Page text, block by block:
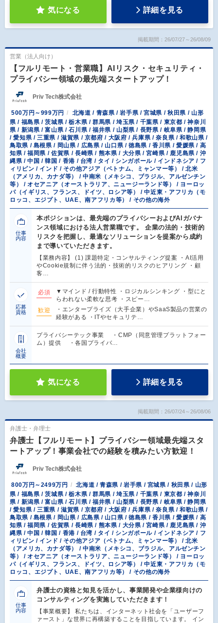
気になる 詳細を見る
掲載期間：26/07/27～26/08/09
営業（法人向け）
【フルリモート・営業職】AIリスク・セキュリティ・
プライバシー領域の最先端スタートアップ！
Priv Tech株式会社
500万円～999万円
北海道 / 青森県 / 岩手県 / 宮城県 / 秋田県 / 山形
県 / 福島県 / 茨城県 / 栃木県 / 群馬県 / 埼玉県 / 千葉県 / 東京都 / 神奈川
県 / 新潟県 / 富山県 / 石川県 / 福井県 / 山梨県 / 長野県 / 岐阜県 / 静岡県
/ 愛知県 / 三重県 / 滋賀県 / 京都府 / 大阪府 / 兵庫県 / 奈良県 / 和歌山県 /
鳥取県 / 島根県 / 岡山県 / 広島県 / 山口県 / 徳島県 / 香川県 / 愛媛県 / 高
知県 / 福岡県 / 佐賀県 / 長崎県 / 熊本県 / 大分県 / 宮崎県 / 鹿児島県 / 沖
縄県 / 中国 / 韓国 / 香港 / 台湾 / タイ / シンガポール / インドネシア / フ
ィリピン / インド / その他アジア（ベトナム、ミャンマー等） / 北米
（アメリカ、カナダ等） / 中南米（メキシコ、ブラジル、アルゼンチン
等） / オセアニア（オーストラリア、ニュージーランド等） / ヨーロッ
パ（イギリス、フランス、ドイツ、ロシア等） / 中近東・アフリカ（モ
ロッコ、エジプト、UAE、南アフリカ等） / その他の海外
仕事
内容
本ポジションは、最先端のプライバシーおよびAIガバナ
ンス領域における法人営業職です。 企業の法的・技術的
リスクを把握し、最適なソリューションを提案から成約
まで導いていただきます。
【業務内容】 (1) 課題特定・コンサルティング提案 ・AI活用
やCookie規制に伴う法的・技術的リスクのヒアリング ・顧
客…
応募
資格
必須
▼マインド / 行動特性 ・ロジカルシンキング ・型にと
らわれない柔軟な思考 ・スピー…
歓迎
・エンタープライズ（大手企業）やSaaS製品の営業の
経験がある ・ITやセキュリテ…
会社
概要
プライバシーテック事業 ・CMP（同意管理プラットフォー
ム）提供 ・各国プライバ…
気になる 詳細を見る
掲載期間：26/07/24～26/08/06
弁護士・弁理士
弁護士【フルリモート】プライバシー領域最先端スタ
ートアップ！事業会社での経験を積みたい方歓迎！
Priv Tech株式会社
800万円～2499万円
北海道 / 青森県 / 岩手県 / 宮城県 / 秋田県 / 山形
県 / 福島県 / 茨城県 / 栃木県 / 群馬県 / 埼玉県 / 千葉県 / 東京都 / 神奈川
県 / 新潟県 / 富山県 / 石川県 / 福井県 / 山梨県 / 長野県 / 岐阜県 / 静岡県
/ 愛知県 / 三重県 / 滋賀県 / 京都府 / 大阪府 / 兵庫県 / 奈良県 / 和歌山県 /
鳥取県 / 島根県 / 岡山県 / 広島県 / 山口県 / 徳島県 / 香川県 / 愛媛県 / 高
知県 / 福岡県 / 佐賀県 / 長崎県 / 熊本県 / 大分県 / 宮崎県 / 鹿児島県 / 沖
縄県 / 中国 / 韓国 / 香港 / 台湾 / タイ / シンガポール / インドネシア / フ
ィリピン / インド / その他アジア（ベトナム、ミャンマー等） / 北米
（アメリカ、カナダ等） / 中南米（メキシコ、ブラジル、アルゼンチン
等） / オセアニア（オーストラリア、ニュージーランド等） / ヨーロッ
パ（イギリス、フランス、ドイツ、ロシア等） / 中近東・アフリカ（モ
ロッコ、エジプト、UAE、南アフリカ等） / その他の海外
仕事
内容
弁護士の資格と知見を活かし、事業開発や企業様向けの
コンサルティングを実施していただきます！
【事業概要】 私たちは、インターネット社会を「ユーザーフ
ァースト」な世界に再構築することを目指しています。 イン